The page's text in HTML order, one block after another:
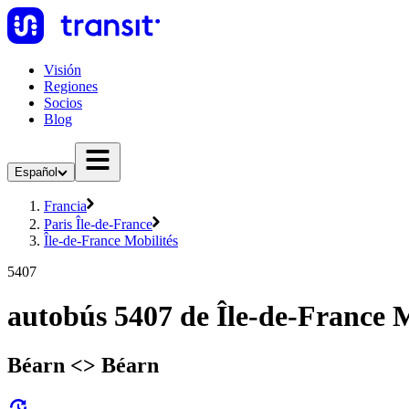
Visión
Regiones
Socios
Blog
Español
Francia
Paris Île-de-France
Île-de-France Mobilités
5407
autobús 5407 de Île-de-France
Béarn <> Béarn